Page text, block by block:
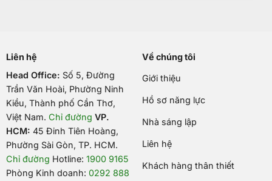
Liên hệ
Head Office: Số 5, Đường
Trần Văn Hoài, Phường Ninh
Kiều, Thành phố Cần Thơ,
Việt Nam. Chỉ đường VP.
HCM: 45 Đinh Tiên Hoàng,
Phường Sài Gòn, TP. HCM.
Chỉ đường Hotline: 1900 9165
Phòng Kinh doanh: 0292 888
Về chúng tôi
Giới thiệu
Hồ sơ năng lực
Nhà sáng lập
Liên hệ
Khách hàng thân thiết